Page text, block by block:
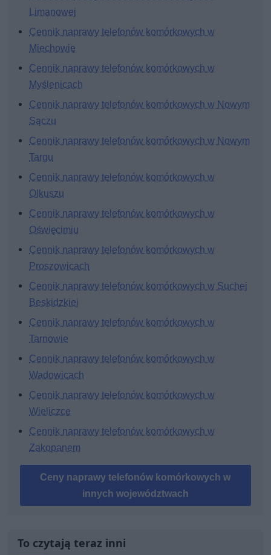
Limanowej
Cennik naprawy telefonów komórkowych w
Miechowie
Cennik naprawy telefonów komórkowych w
Myślenicach
Cennik naprawy telefonów komórkowych w Nowym
Sączu
Cennik naprawy telefonów komórkowych w Nowym
Targu
Cennik naprawy telefonów komórkowych w
Olkuszu
Cennik naprawy telefonów komórkowych w
Oświęcimiu
Cennik naprawy telefonów komórkowych w
Proszowicach
Cennik naprawy telefonów komórkowych w Suchej
Beskidzkiej
Cennik naprawy telefonów komórkowych w
Tarnowie
Cennik naprawy telefonów komórkowych w
Wadowicach
Cennik naprawy telefonów komórkowych w
Wieliczce
Cennik naprawy telefonów komórkowych w
Zakopanem
Ceny naprawy telefonów komórkowych w
innych województwach
To czytają teraz inni